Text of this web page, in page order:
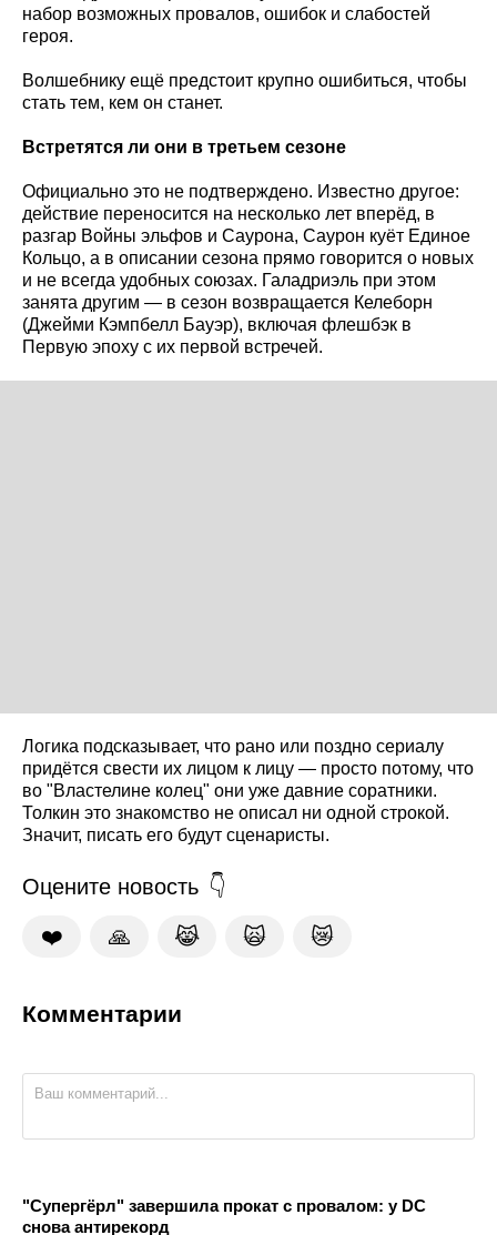
набор возможных провалов, ошибок и слабостей
героя.
Волшебнику ещё предстоит крупно ошибиться, чтобы
стать тем, кем он станет.
Встретятся ли они в третьем сезоне
Официально это не подтверждено. Известно другое:
действие переносится на несколько лет вперёд, в
разгар Войны эльфов и Саурона, Саурон куёт Единое
Кольцо, а в описании сезона прямо говорится о новых
и не всегда удобных союзах. Галадриэль при этом
занята другим — в сезон возвращается Келеборн
(Джейми Кэмпбелл Бауэр), включая флешбэк в
Первую эпоху с их первой встречей.
Логика подсказывает, что рано или поздно сериалу
придётся свести их лицом к лицу — просто потому, что
во "Властелине колец" они уже давние соратники.
Толкин это знакомство не описал ни одной строкой.
Значит, писать его будут сценаристы.
Оцените новость
❤️ 🙏 😹 🙀 😿
Комментарии
"Супергёрл" завершила прокат с провалом: у DC
снова антирекорд